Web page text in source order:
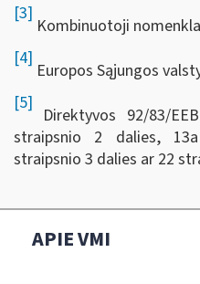
[3]
Kombinuotoji
[4]
Europos Sąjungos
[5]
Direktyvos 92/83/
straipsnio 2 dalies,
straipsnio 3 dalies ar 22
APIE VMI